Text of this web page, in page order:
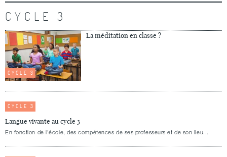
CYCLE 3
CYCLE 3
La méditation en classe ?
CYCLE 3
Langue vivante au cycle 3
En fonction de l’école, des compétences de ses professeurs et de son lieu...